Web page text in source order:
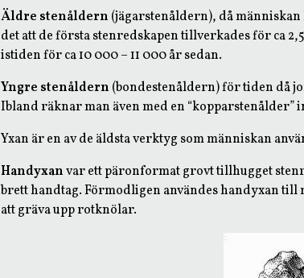
Äldre stenåldern (jägarstenåldern), då
det att de första stenredskapen tillverkades för ca
istiden för ca 10 000 – 11 000 år sedan.
Yngre stenåldern (bondestenåldern) för tiden då
Ibland räknar man även med en
Yxan är en av de äldsta verktyg som människan
Handyxanvar ett päronformat grovt tillhugget
brett handtag. Förmodligen användes handyxan
att gräva upp rotknölar.